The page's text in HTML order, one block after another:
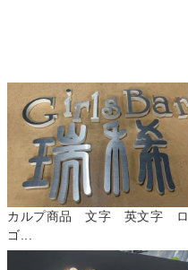
カルプ商品 文字 英文字 ロ
ゴ...